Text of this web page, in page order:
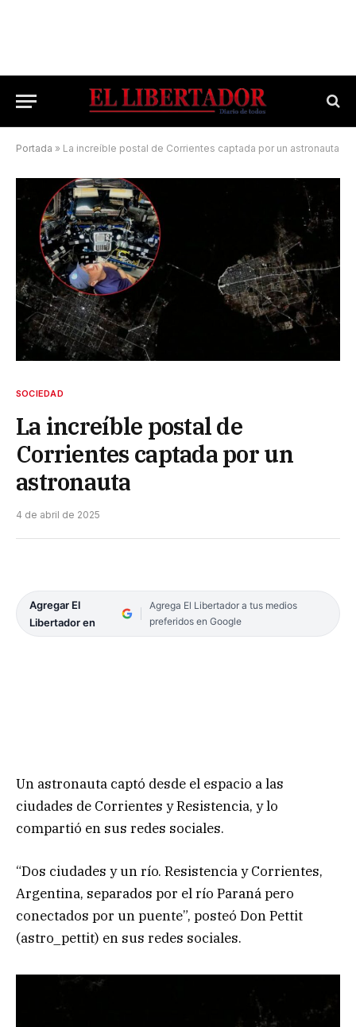
Portada » La increíble postal de Corrientes captada por un astronauta
SOCIEDAD
La increíble postal de
Corrientes captada por un
astronauta
4 de abril de 2025
Agregar El
Libertador en
Agrega El Libertador a tus medios
preferidos en Google
Un astronauta captó desde el espacio a las
ciudades de Corrientes y Resistencia, y lo
compartió en sus redes sociales.
“Dos ciudades y un río. Resistencia y Corrientes,
Argentina, separados por el río Paraná pero
conectados por un puente”, posteó Don Pettit
(astro_pettit) en sus redes sociales.